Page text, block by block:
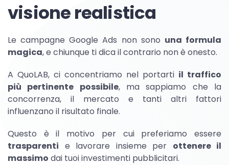
visione realistica
Le campagne Google Ads non sono una formula
magica, e chiunque ti dica il contrario non è onesto.
A QuoLAB, ci concentriamo nel portarti il traffico
più pertinente possibile, ma sappiamo che la
concorrenza, il mercato e tanti altri fattori
influenzano il risultato finale.
Questo è il motivo per cui preferiamo essere
trasparenti e lavorare insieme per ottenere il
massimo dai tuoi investimenti pubblicitari.